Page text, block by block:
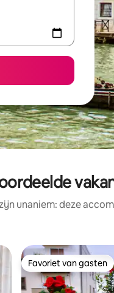
unaniem: deze
Favoriet van gasten
Favoriet van gasten